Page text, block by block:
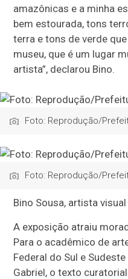
amazônicas e a minha
bem estourada, tons
terra e tons de verde
museu, que é um lugar
artista”, declarou Bino.
Foto: Reprodução/
Foto: Reprodução/
Bino Sousa, artista visual
A exposição atraiu
Para o acadêmico de
Federal do Sul e
Gabriel, o texto